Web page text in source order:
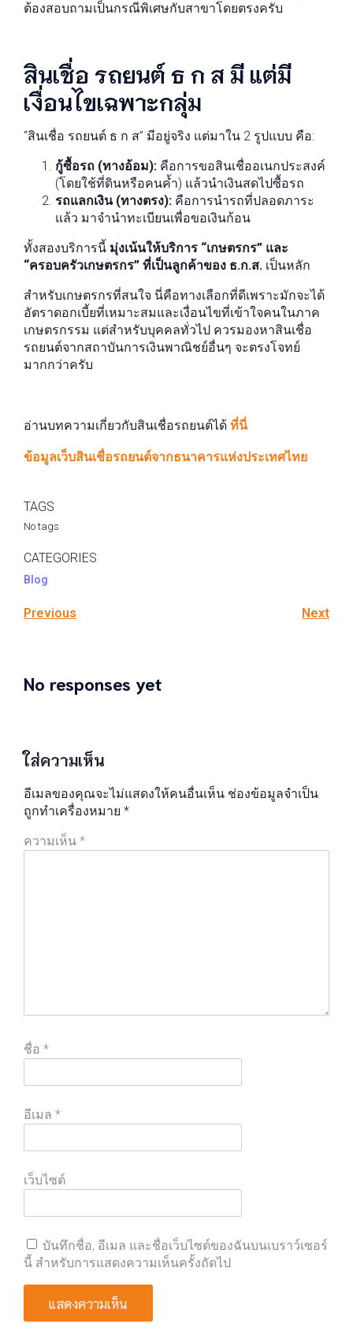
ต้องสอบถามเป็นกรณีพิเศษกับสาขาโดยตรงครับ
สินเชื่อ รถยนต์ ธ ก ส มี แต่มี
เงื่อนไขเฉพาะกลุ่ม
“สินเชื่อ รถยนต์ ธ ก ส” มีอยู่จริง แต่มาใน 2 รูปแบบ คือ:
กู้ซื้อรถ (ทางอ้อม): คือการขอสินเชื่ออเนกประสงค์
(โดยใช้ที่ดินหรือคนค้ำ) แล้วนำเงินสดไปซื้อรถ
รถแลกเงิน (ทางตรง): คือการนำรถที่ปลอดภาระ
แล้ว มาจำนำทะเบียนเพื่อขอเงินก้อน
ทั้งสองบริการนี้ มุ่งเน้นให้บริการ “เกษตรกร” และ
“ครอบครัวเกษตรกร” ที่เป็นลูกค้าของ ธ.ก.ส. เป็นหลัก
สำหรับเกษตรกรที่สนใจ นี่คือทางเลือกที่ดีเพราะมักจะได้
อัตราดอกเบี้ยที่เหมาะสมและเงื่อนไขที่เข้าใจคนในภาค
เกษตรกรรม แต่สำหรับบุคคลทั่วไป ควรมองหาสินเชื่อ
รถยนต์จากสถาบันการเงินพาณิชย์อื่นๆ จะตรงโจทย์
มากกว่าครับ
อ่านบทความเกี่ยวกับสินเชื่อรถยนต์ได้ ที่นี่
ข้อมูลเว็บสินเชื่อรถยนต์จากธนาคารแห่งประเทศไทย
TAGS
No tags
CATEGORIES
Blog
Previous Next
No responses yet
ใส่ความเห็น
อีเมลของคุณจะไม่แสดงให้คนอื่นเห็น ช่องข้อมูลจำเป็น
ถูกทำเครื่องหมาย *
ความเห็น *
ชื่อ *
อีเมล *
เว็บไซต์
บันทึกชื่อ, อีเมล และชื่อเว็บไซต์ของฉันบนเบราว์เซอร์
นี้ สำหรับการแสดงความเห็นครั้งถัดไป